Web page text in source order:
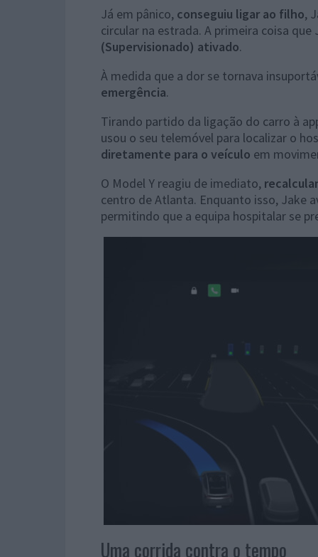
Já em pânico, conseguiu ligar ao filho,
circular na estrada. A primeira coisa
(Supervisionado) ativado.
À medida que a dor se tornava
emergência.
Tirando partido da ligação do carro à
usou o seu telemóvel para localizar o
diretamente para o veículo em
O Model Y reagiu de imediato,
centro de Atlanta. Enquanto isso, Jake
permitindo que a equipa hospitalar se
Uma corrida contra o tempo